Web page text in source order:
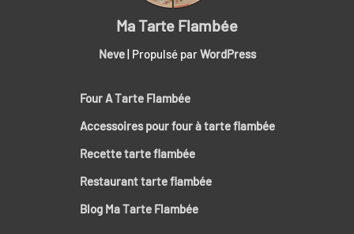
Ma Tarte Flambée
Neve| Propulsé parWordPress
Four A Tarte Flambée
Accessoires pour four à tarte flambée
Recette tarte flambée
Restaurant tarte flambée
Blog Ma Tarte Flambée